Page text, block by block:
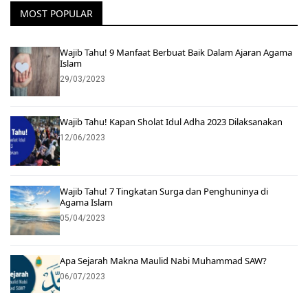
MOST POPULAR
Wajib Tahu! 9 Manfaat Berbuat Baik Dalam Ajaran Agama
Islam
29/03/2023
Wajib Tahu! Kapan Sholat Idul Adha 2023 Dilaksanakan
12/06/2023
Wajib Tahu! 7 Tingkatan Surga dan Penghuninya di
Agama Islam
05/04/2023
Apa Sejarah Makna Maulid Nabi Muhammad SAW?
06/07/2023